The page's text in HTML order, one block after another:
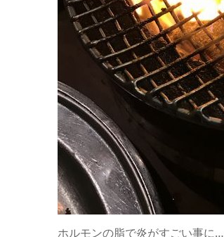
ホルモンの脂で炎がすごい事に…